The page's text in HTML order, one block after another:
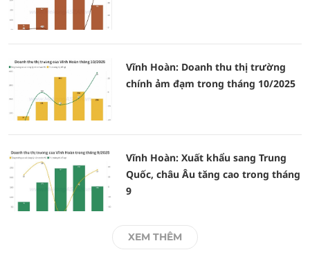
Vĩnh Hoàn: Doanh thu thị trường
chính ảm đạm trong tháng 10/2025
Vĩnh Hoàn: Xuất khẩu sang Trung
Quốc, châu Âu tăng cao trong tháng
9
XEM THÊM